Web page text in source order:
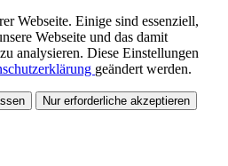
Webseite. Einige sind essenziell,
Webseite und das damit
analysieren. Diese Einstellungen
geändert werden.
Nur erforderliche akzeptieren